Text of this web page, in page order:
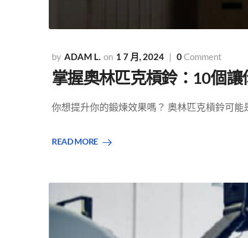
ADAM L. 1 7 月, 2024 0Comment
掌握奧林匹克槓鈴：10個
你想提升你的鍛煉效果嗎？ 奧林匹克槓鈴可能
READ MORE